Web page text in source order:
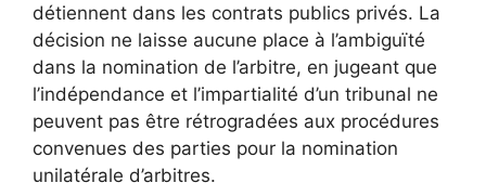
détiennent dans les contrats publics privés. La
décision ne laisse aucune place à l’ambiguïté
dans la nomination de l’arbitre, en jugeant que
l’indépendance et l’impartialité d’un tribunal ne
peuvent pas être rétrogradées aux procédures
convenues des parties pour la nomination
unilatérale d’arbitres.